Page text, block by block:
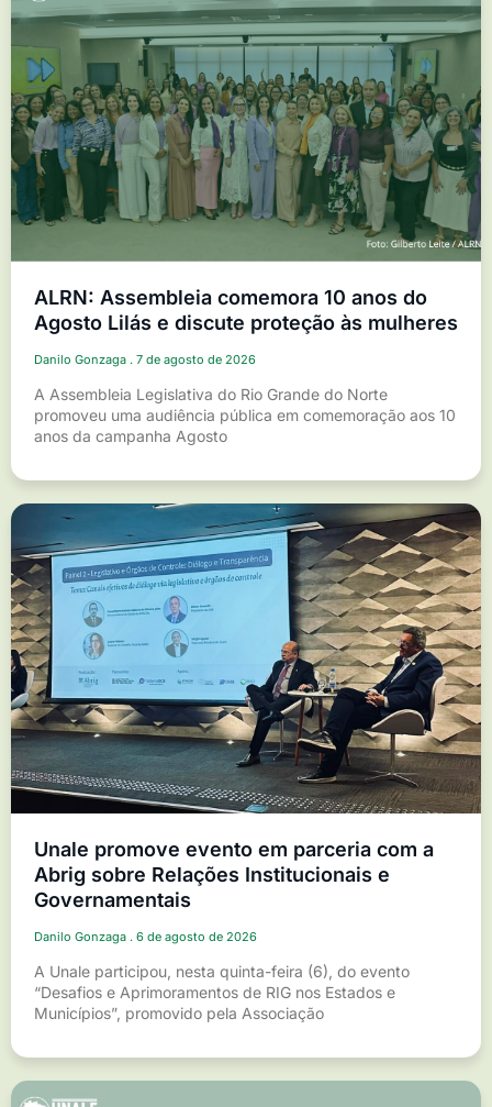
ALRN: Assembleia comemora 10 anos do
Agosto Lilás e discute proteção às mulheres
Danilo Gonzaga 7 de agosto de 2026
A Assembleia Legislativa do Rio Grande do Norte
promoveu uma audiência pública em comemoração aos 10
anos da campanha Agosto
Unale promove evento em parceria com a
Abrig sobre Relações Institucionais e
Governamentais
Danilo Gonzaga 6 de agosto de 2026
A Unale participou, nesta quinta-feira (6), do evento
“Desafios e Aprimoramentos de RIG nos Estados e
Municípios”, promovido pela Associação